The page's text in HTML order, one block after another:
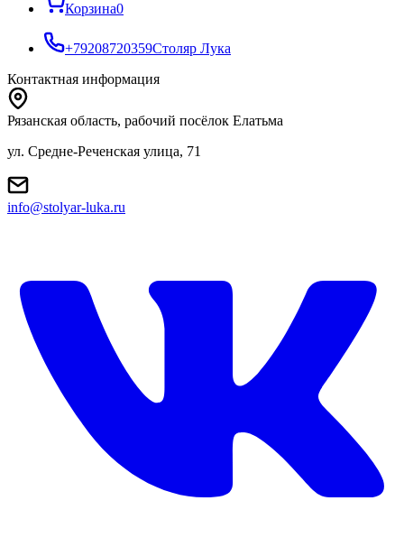
Корзина0
+79208720359Столяр Лука
Контактная информация
Рязанская область, рабочий посёлок Елатьма
ул. Средне-Реченская улица, 71
info@stolyar-luka.ru